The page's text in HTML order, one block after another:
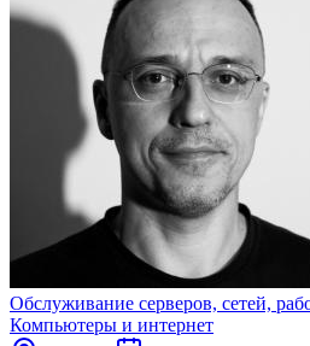
Обслуживание серверов, сетей,
Компьютеры и интернет